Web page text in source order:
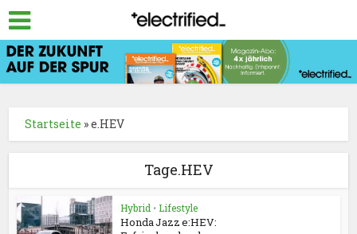
Startseite »e.HEV
Tage.HEV
Hybrid • Lifestyle
Honda Jazz e:HEV: